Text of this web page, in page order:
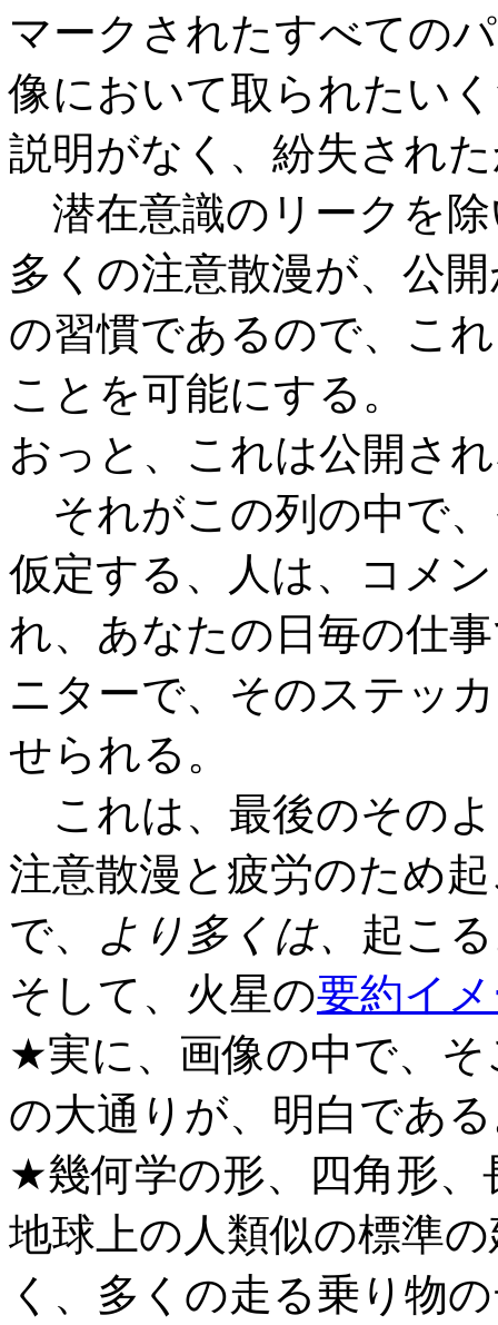
マークされたすべての
像において取られたい
説明がなく、紛失され
潜在意識のリークを
多くの注意散漫が、公
の習慣であるので、こ
ことを可能にする。
おっと、これは公開さ
それがこの列の中で
仮定する、人は、コメ
れ、あなたの日毎の仕
ニターで、そのステッ
せられる。
これは、最後のその
注意散漫と疲労のため
で、
より多くは、 起こ
そして、火星の要約イ
★実に、画像の中で、
の大通りが、明白であ
★幾何学の形、四角形
地球上の人類似の標準
く、多くの走る乗り物